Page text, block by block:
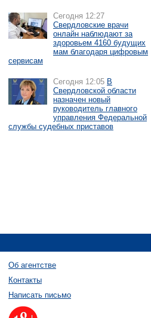
Сегодня 12:27
Свердловские врачи
онлайн наблюдают за
здоровьем 4160 будущих
мам благодаря цифровым
сервисам
Сегодня 12:05 В
Свердловской области
назначен новый
руководитель главного
управления Федеральной
службы судебных приставов
Об агентстве
Контакты
Написать письмо